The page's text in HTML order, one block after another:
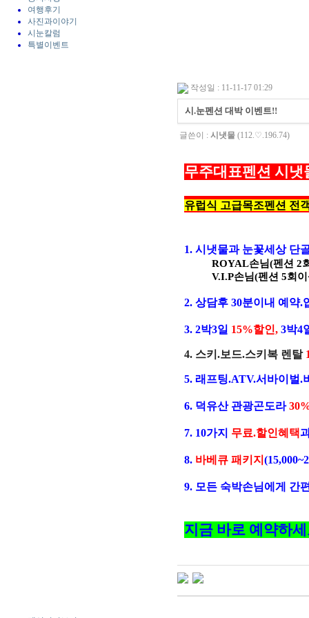
여행후기
사진과이야기
시눈칼럼
특별이벤트
작성일 : 11-11-17 01:29
시.눈펜션 대박 이벤트!!
글쓴이 : 시냇물 (112.♡.196.74)
무주대표펜션 시
유럽식 고급목조펜션 전
1. 시냇물과 눈꽃세상 단
ROYAL손님(펜션 2
V.I.P손님(펜션 5회이
2. 상담후 30분이내 예약.
3. 2박3일 15%할인, 3박4
4. 스키.보드.스키복 렌탈
5. 래프팅.ATV.서바이벌.
6. 덕유산 관광곤도라
7. 10가지 무료.할인혜택
8. 바베큐 패키지
9. 모든 숙박손님에게 간
지금 바로 예약하